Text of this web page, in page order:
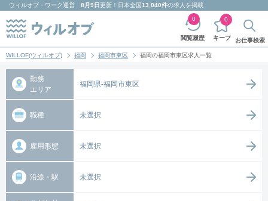
ウィルオブ・ワーク運営 8月9日更新！日本全国13,040件の求人を掲載
閲覧履歴
0
キープ
0
お仕事検索
WILLOF(ウィルオブ) 福岡 福岡市東区 福岡の福岡市東区求人一覧
勤務
エリア
福岡県-福岡市東区
職種 未選択
雇用形態 未選択
沿線・駅 未選択